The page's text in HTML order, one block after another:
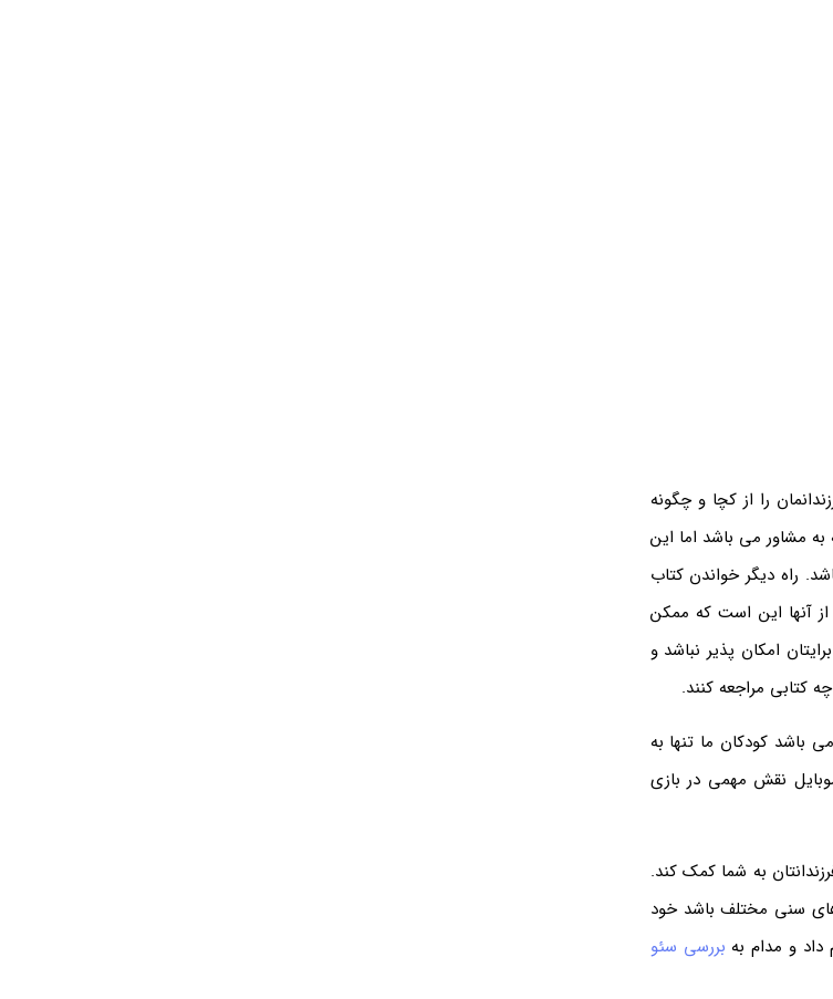
را از کچا و چگونه
مشاور می باشد اما این
راه دیگر خواندن کتاب
آنها این است که ممکن
امکان پذیر نباشد و
کتابی مراجعه کنند.
باشد کودکان ما تنها به
نقش مهمی در بازی
به شما کمک کند.
سنی مختلف باشد خود
و مدام بهبررسی سئو